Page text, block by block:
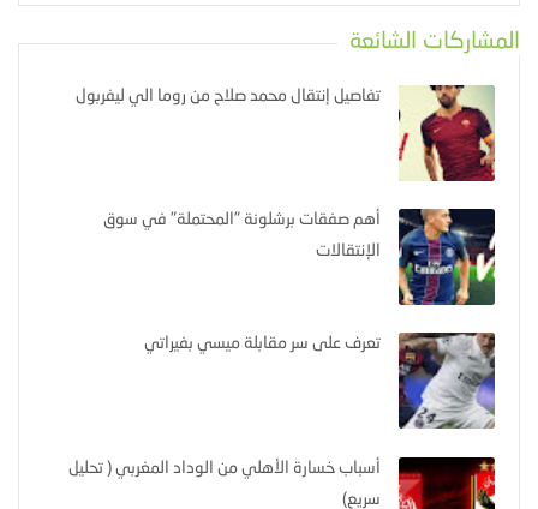
المشاركات الشائعة
تفاصيل إنتقال محمد صلاح من روما الي ليفربول
أهم صفقات برشلونة "المحتملة" في سوق
الإنتقالات
تعرف على سر مقابلة ميسي بفيراتي
أسباب خسارة الأهلي من الوداد المغربي ( تحليل
سريع)